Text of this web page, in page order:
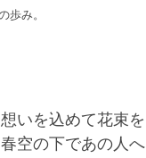
歩み。
想いを込めて花束を
春空の下であの人へ